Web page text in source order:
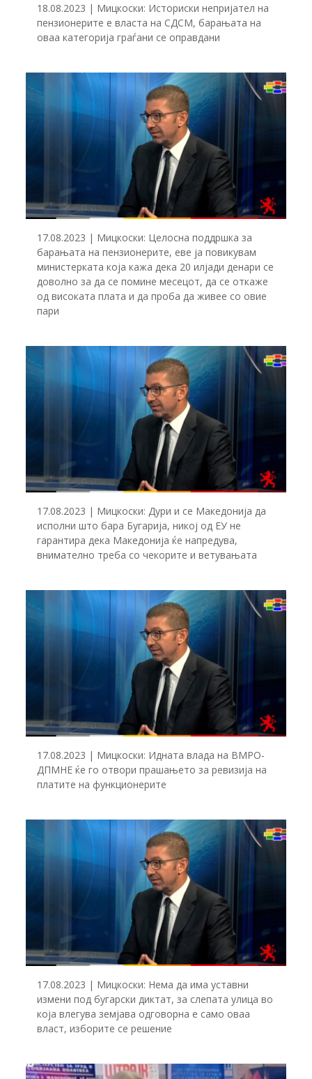
18.08.2023 | Мицкоски: Историски непријател на
пензионерите е власта на СДСМ, барањата на
оваа категорија граѓани се оправдани
17.08.2023 | Мицкоски: Целосна поддршка за
барањата на пензионерите, еве ја повикувам
министерката која кажа дека 20 илјади денари се
доволно за да се помине месецот, да се откаже
од високата плата и да проба да живее со овие
пари
17.08.2023 | Мицкоски: Дури и се Македонија да
исполни што бара Бугарија, никој од ЕУ не
гарантира дека Македонија ќе напредува,
внимателно треба со чекорите и ветувањата
17.08.2023 | Мицкоски: Идната влада на ВМРО-
ДПМНЕ ќе го отвори прашањето за ревизија на
платите на функционерите
17.08.2023 | Мицкоски: Нема да има уставни
измени под бугарски диктат, за слепата улица во
која влегува земјава одговорна е само оваа
власт, изборите се решение